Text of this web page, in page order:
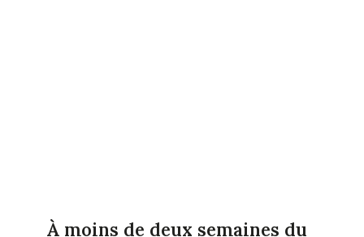
À moins de deux semaines du